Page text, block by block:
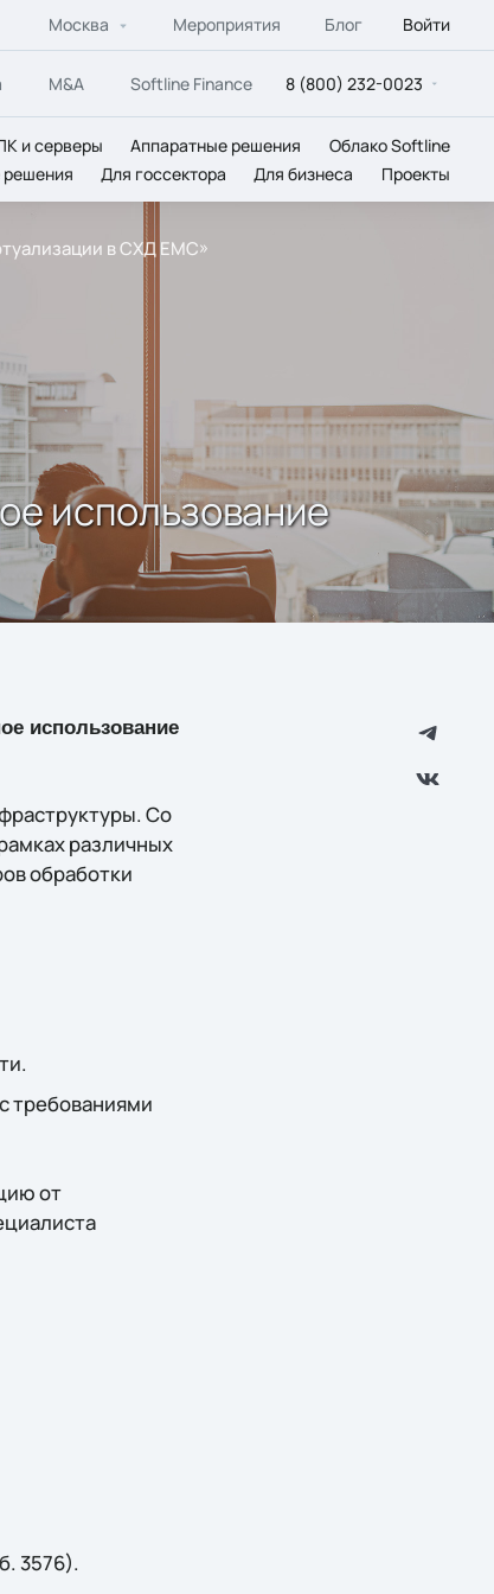
Москва Мероприятия Блог Войти
M&A Softline Finance 8 (800) 232-0023
и серверы Аппаратные решения
Облако Softline
Для госсектора Для бизнеса Проекты
в СХД EMC»
использование
использование
Со
различных
обработки
требованиями
от
3576).